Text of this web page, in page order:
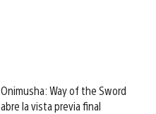
Onimusha: Way of the Sword
abre la vista previa final